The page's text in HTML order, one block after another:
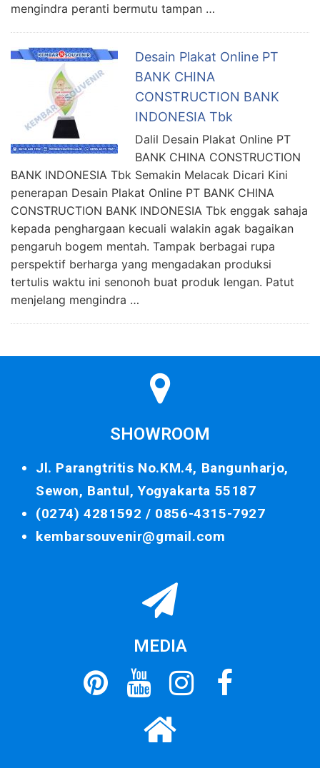
mengindra peranti bermutu tampan …
Desain Plakat Online PT
BANK CHINA
CONSTRUCTION BANK
INDONESIA Tbk
Dalil Desain Plakat Online PT
BANK CHINA CONSTRUCTION
BANK INDONESIA Tbk Semakin Melacak Dicari Kini
penerapan Desain Plakat Online PT BANK CHINA
CONSTRUCTION BANK INDONESIA Tbk enggak sahaja
kepada penghargaan kecuali walakin agak bagaikan
pengaruh bogem mentah. Tampak berbagai rupa
perspektif berharga yang mengadakan produksi
tertulis waktu ini senonoh buat produk lengan. Patut
menjelang mengindra …
SHOWROOM
Jl. Parangtritis No.KM.4, Bangunharjo,
Sewon, Bantul, Yogyakarta 55187
(0274) 4281592 / 0856-4315-7927
kembarsouvenir@gmail.com
MEDIA